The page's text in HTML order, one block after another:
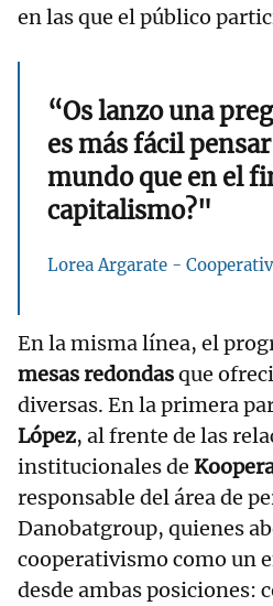
en las que el público
“Os lanzo una
es más fácil
mundo que en el
capitalismo?"
Lorea Argarate -
En la misma línea, el
mesas redondasque
diversas. En la primera
López, al frente de las
institucionales de
responsable del área de
Danobatgroup, quienes
cooperativismo como un
desde ambas posiciones: